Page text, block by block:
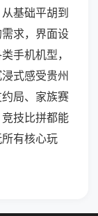
基础平胡到
求，界面设
手机机型，
式感受贵州
局、家族赛
技比拼都能
有核心玩